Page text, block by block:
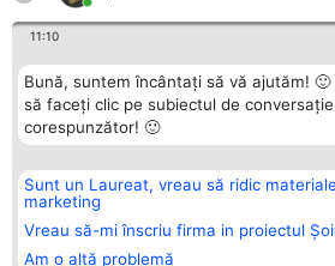
11:10
Bună, suntem încântați să vă ajutăm! 🙂
să faceți clic pe subiectul de conversație
corespunzător! 🙂
Sunt un Laureat, vreau să ridic
marketing
Vreau să-mi înscriu firma in proiectul
Am o altă problemă
Organizator Ranking
BRIGHT SOLUTIONS BR SRL
Aleea Timisul De Sus 2 Bl. A30
Sc. A Et. 4 Ap. 13 Cod 061952
București
Plebiscyt
Lista Tuturor
Laureaților